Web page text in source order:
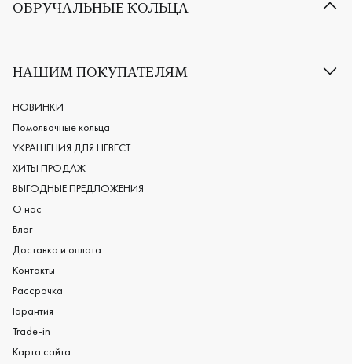
ОБРУЧАЛЬНЫЕ КОЛЬЦА
Все обручальные кольца
Европейские обручальные кольца
Мужские обручальные кольца
Женские обручальные кольца
Обручальные кольца из платины
Дизайнерские обручальные кольца
Черные обручальные кольца
НАШИМ ПОКУПАТЕЛЯМ
НОВИНКИ
Помолвочные кольца
УКРАШЕНИЯ ДЛЯ НЕВЕСТ
ХИТЫ ПРОДАЖ
ВЫГОДНЫЕ ПРЕДЛОЖЕНИЯ
О нас
Блог
Доставка и оплата
Контакты
Рассрочка
Гарантия
Trade-in
Карта сайта